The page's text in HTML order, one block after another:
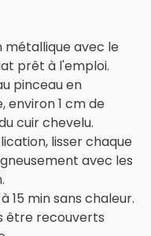
métallique avec le
prêt à l'emploi.
pinceau en
environ 1 cm de
cuir chevelu.
lisser chaque
avec les
15 min sans chaleur.
être recouverts